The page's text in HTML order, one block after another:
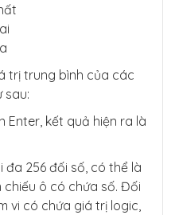
trị trung bình của các
sau:
Enter, kết quả hiện ra là
đa 256 đối số, có thể là
ô có chứa số. Đối
vi có chứa giá trị logic,